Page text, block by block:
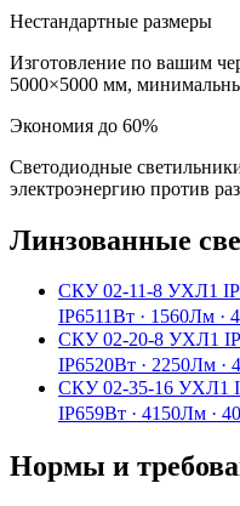
Нестандартные размеры
Изготовление по вашим
5000×5000 мм,
Экономия до 60%
Светодиодные
электроэнергию против
Линзованные
СКУ 02-11-8 УХЛ1
IP6511Вт · 1560Лм ·
СКУ 02-20-8 УХЛ1
IP6520Вт · 2250Лм ·
СКУ 02-35-16 УХЛ1
IP659Вт · 4150Лм ·
Нормы и